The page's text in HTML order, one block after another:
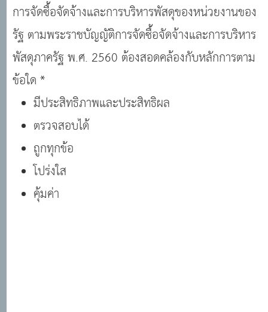
การจัดซื้อจัดจ้างและการบริหารพัสดุของหน่วยงานของ
รัฐ ตามพระราชบัญญัติการจัดซื้อจัดจ้างและการบริหาร
พัสดุภาครัฐ พ.ศ. 2560 ต้องสอดคล้องกับหลักการตาม
ข้อใด *
มีประสิทธิภาพและประสิทธิผล
ตรวจสอบได้
ถูกทุกข้อ
โปร่งใส
คุ้มค่า